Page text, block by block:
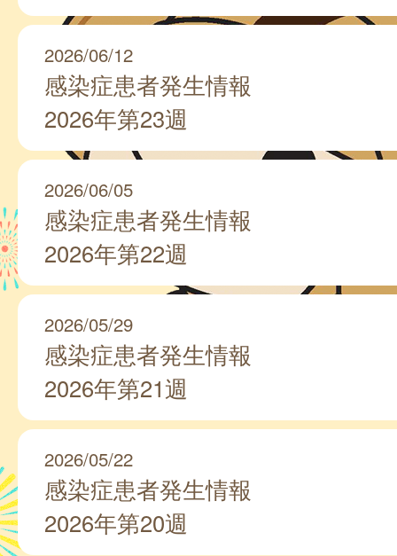
2026/06/12
感染症患者発生情報
2026年第23週
2026/06/05
感染症患者発生情報
2026年第22週
2026/05/29
感染症患者発生情報
2026年第21週
2026/05/22
感染症患者発生情報
2026年第20週